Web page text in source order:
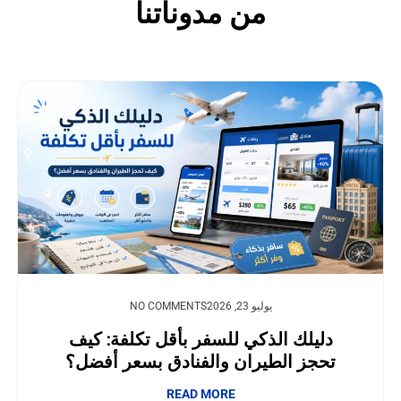
من مدوناتنا
يوليو 23, 2026 NO COMMENTS
دليلك الذكي للسفر بأقل تكلفة: كيف
تحجز الطيران والفنادق بسعر أفضل؟
READ MORE